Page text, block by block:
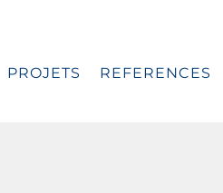
PROJETS REFERENCES